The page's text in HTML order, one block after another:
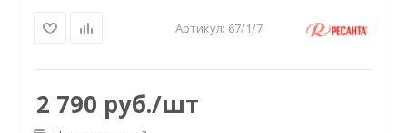
Артикул: 67/1/7
2 790 руб./шт